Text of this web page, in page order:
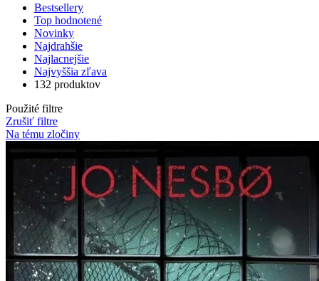
Bestsellery
Top hodnotené
Novinky
Najdrahšie
Najlacnejšie
Najvyššia zľava
132 produktov
Použité filtre
Zrušiť filtre
Na tému zločiny